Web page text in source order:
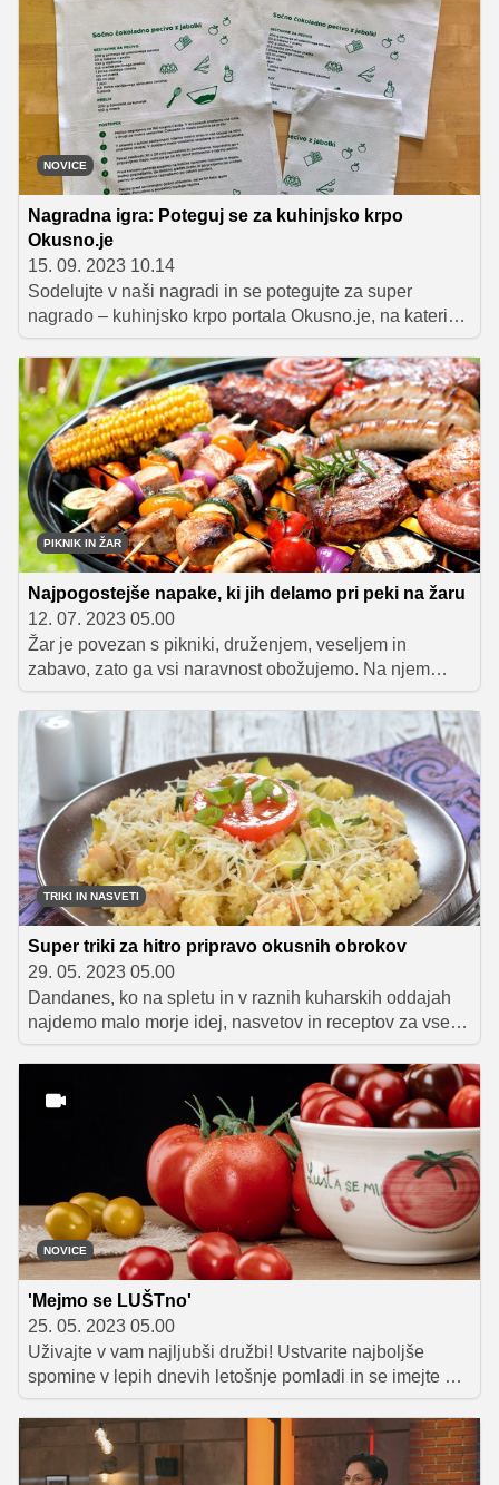
boste v prihodnjih dneh svoje najbližje in goste razvajali
s slastnimi piškoti, vas vabimo, da nam pošljete njihovo
fotografijo in se potegujete za super nagrade!
NOVICE
Nagradna igra: Poteguj se za kuhinjsko krpo
Okusno.je
15. 09. 2023 10.14
Sodelujte v naši nagradi in se potegujte za super
nagrado – kuhinjsko krpo portala Okusno.je, na kateri
boste našli recept za super dobro in hitro pripravljeno
pecivo z jabolki.
PIKNIK IN ŽAR
Najpogostejše napake, ki jih delamo pri peki na žaru
12. 07. 2023 05.00
Žar je povezan s pikniki, druženjem, veseljem in
zabavo, zato ga vsi naravnost obožujemo. Na njem
lahko spečemo različne dobrote, ki imajo svojevrsten
okus, zraven pa se odlično podajo slastne priloge in
omake, ki celotnemu meniju dodajo piko na i. Čeprav se
zdi, da je peka na žaru povsem nezahtevna, pa ni čisto
tako, saj je potrebno upoštevati nekaj trikov, ki poskrbijo,
da so dobrote z žara ravno prav pečene in sočne.
TRIKI IN NASVETI
Super triki za hitro pripravo okusnih obrokov
29. 05. 2023 05.00
Dandanes, ko na spletu in v raznih kuharskih oddajah
najdemo malo morje idej, nasvetov in receptov za vse
okuse in priložnosti, se ne moremo izgovarjati na
časovno stisko ali pomanjkanje znanja za naše slabe
prehranjevalne navade. Z malce iznajdljivosti, dobro
organizacijo, pravimi sestavinami in ščepcem izbranih
in kakovostnih začimb, začimbnih mešanic ter drugih
dodatkov k prehrani lahko vsak pripravi uravnotežen in
božansko okusen obrok, na katerega bi bili ponosni tudi
pravi kuharski mojstri.
NOVICE
'Mejmo se LUŠTno'
25. 05. 2023 05.00
Uživajte v vam najljubši družbi! Ustvarite najboljše
spomine v lepih dnevih letošnje pomladi in se imejte pri
tem prav LUŠTno s slovenskim paradižnikom. LUŠT je
namreč že na policah.